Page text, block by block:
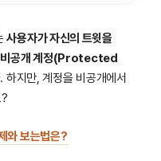
사용자가 자신의 트윗을
비공개 계정(Protected
하지만, 계정을 비공개에서
와 보는법은?